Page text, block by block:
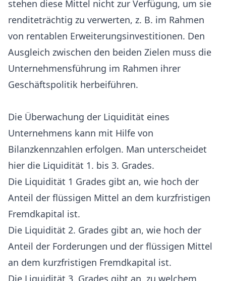
stehen diese Mittel nicht zur Verfügung, um sie
renditeträchtig zu verwerten, z. B. im Rahmen
von rentablen Erweiterungsinvestitionen. Den
Ausgleich zwischen den beiden Zielen muss die
Unternehmensführung im Rahmen ihrer
Geschäftspolitik herbeiführen.
Die Überwachung der Liquidität eines
Unternehmens kann mit Hilfe von
Bilanzkennzahlen erfolgen. Man unterscheidet
hier die Liquidität 1. bis 3. Grades.
Die Liquidität 1 Grades gibt an, wie hoch der
Anteil der flüssigen Mittel an dem kurzfristigen
Fremdkapital ist.
Die Liquidität 2. Grades gibt an, wie hoch der
Anteil der Forderungen und der flüssigen Mittel
an dem kurzfristigen Fremdkapital ist.
Die Liquidität 3. Grades gibt an, zu welchem